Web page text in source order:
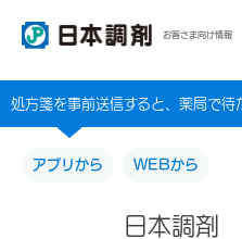
お客さま向け情報
処方箋を事前送信すると、薬局で待
アプリから WEBから
日本調剤